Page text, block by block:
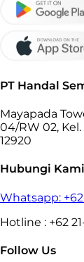
PT Handal
Mayapada
04/RW 02,
12920
Hubungi Kami
Whatsapp: +62
Hotline : +62
Follow Us